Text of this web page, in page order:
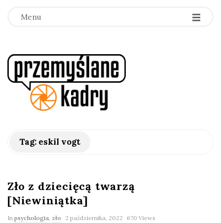
Menu
p
y
ś
Tag: eskil vogt
Zło z dziecięcą twarzą
[Niewiniątka]
In psychologia zło 2 października, 2022 670 Views